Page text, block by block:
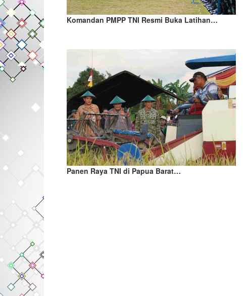
Komandan PMPP TNI Resmi Buka Latihan…
Panen Raya TNI di Papua Barat…